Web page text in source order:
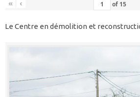
« ‹ of 15
Le Centre en démolition et